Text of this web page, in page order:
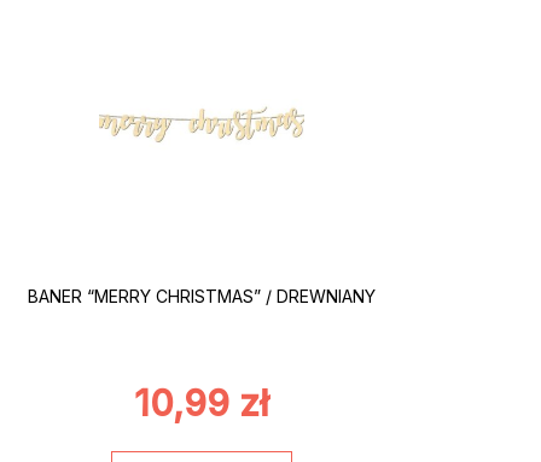
BANER “MERRY CHRISTMAS” / DREWNIANY
10,99 zł